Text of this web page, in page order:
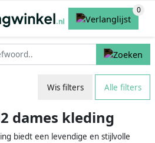
Wis filters Alle filters
dames kleding
biedt een levendige en stijlvolle